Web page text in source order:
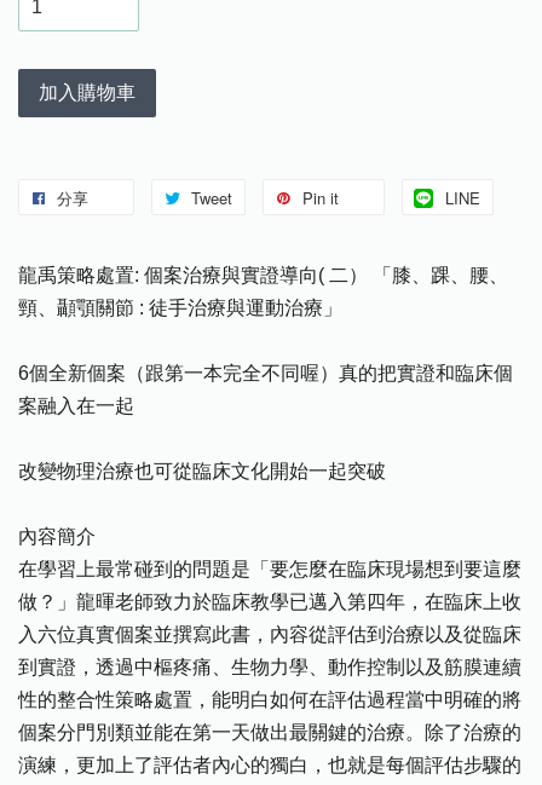
加入購物車
分享 Tweet Pin it LINE
龍禹策略處置: 個案治療與實證導向( 二） 「膝、踝、腰、
頸、顳顎關節 : 徒手治療與運動治療」
6個全新個案（跟第一本完全不同喔）真的把實證和臨床個
案融入在一起
改變物理治療也可從臨床文化開始一起突破
內容簡介
在學習上最常碰到的問題是「要怎麼在臨床現場想到要這麼
做？」龍暉老師致力於臨床教學已邁入第四年，在臨床上收
入六位真實個案並撰寫此書，內容從評估到治療以及從臨床
到實證，透過中樞疼痛、生物力學、動作控制以及筋膜連續
性的整合性策略處置，能明白如何在評估過程當中明確的將
個案分門別類並能在第一天做出最關鍵的治療。除了治療的
演練，更加上了評估者內心的獨白，也就是每個評估步驟的